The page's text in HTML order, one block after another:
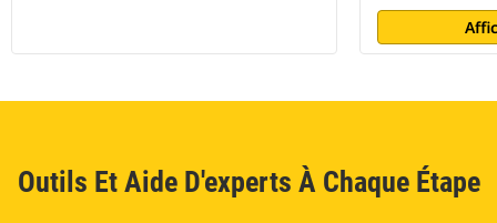
Outils Et Aide D'experts À Chaque Étape